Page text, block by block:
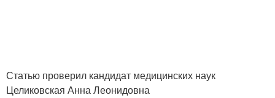
Статью проверил кандидат медицинских наук
Целиковская Анна Леонидовна